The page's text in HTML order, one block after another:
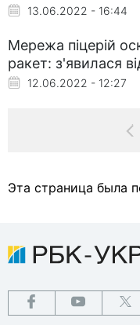
13.06.2022 - 16:44
Мережа піцерій
ракет: з'явилася
12.06.2022 - 12:27
Эта страница была